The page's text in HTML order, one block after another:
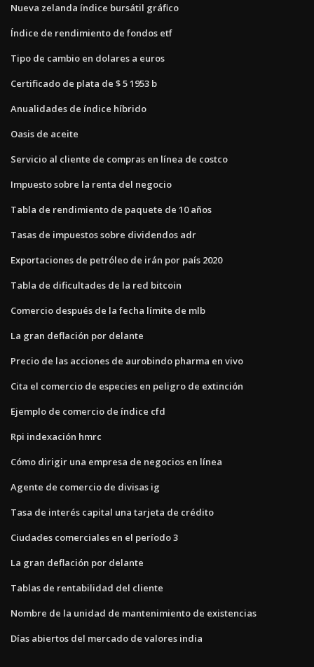
Nueva zelanda índice bursátil gráfico
Índice de rendimiento de fondos etf
Tipo de cambio en dolares a euros
Certificado de plata de $ 5 1953 b
Anualidades de índice híbrido
Oasis de aceite
Servicio al cliente de compras en línea de costco
Impuesto sobre la renta del negocio
Tabla de rendimiento de paquete de 10 años
Tasas de impuestos sobre dividendos adr
Exportaciones de petróleo de irán por país 2020
Tabla de dificultades de la red bitcoin
Comercio después de la fecha límite de mlb
La gran deflación por delante
Precio de las acciones de aurobindo pharma en vivo
Cita el comercio de especies en peligro de extinción
Ejemplo de comercio de índice cfd
Rpi indexación hmrc
Cómo dirigir una empresa de negocios en línea
Agente de comercio de divisas ig
Tasa de interés capital una tarjeta de crédito
Ciudades comerciales en el período 3
La gran deflación por delante
Tablas de rentabilidad del cliente
Nombre de la unidad de mantenimiento de existencias
Días abiertos del mercado de valores india